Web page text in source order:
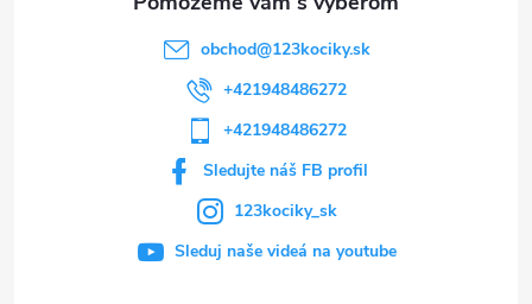
obchod@123kociky.sk
+421948486272
+421948486272
Sledujte náš FB profil
123kociky_sk
Sleduj naše videá na youtube